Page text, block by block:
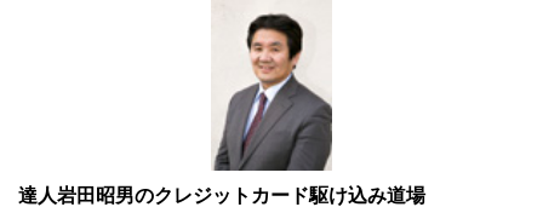
達人岩田昭男のクレジットカード駆け込み道場